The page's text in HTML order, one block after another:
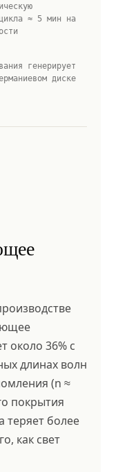
≈ 5 мин на
генерирует
диске
около 36% с
длинах волн
(n ≈
покрытия
теряет более
как свет